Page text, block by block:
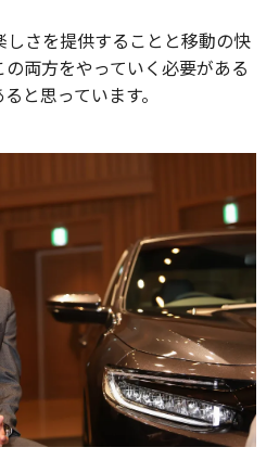
さを提供することと移動の快
両方をやっていく必要がある
と思っています。